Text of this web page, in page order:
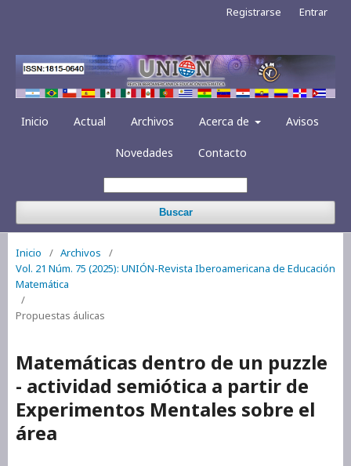
Inicio Actual Archivos Acerca de Avisos
Novedades Contacto
Buscar
Registrarse Entrar
Inicio / Archivos
/
Vol. 21 Núm. 75 (2025): UNIÓN-Revista Iberoamericana de Educación
Matemática
/
Propuestas áulicas
Matemáticas dentro de un puzzle
- actividad semiótica a partir de
Experimentos Mentales sobre el
área